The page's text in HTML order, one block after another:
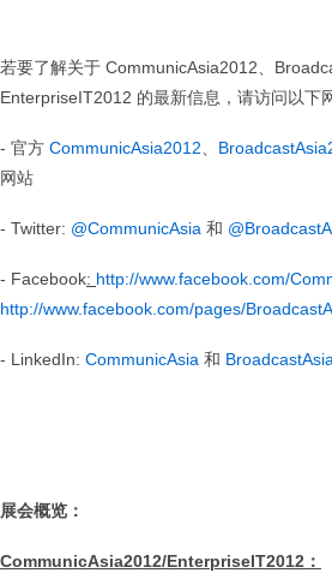
若要了解关于 CommunicAsia2012、
EnterpriseIT2012 的最新信息，请访问以下
- 官方 CommunicAsia2012、
网站
- Twitter: @CommunicAsia 和
- Facebook: http://www.facebook.com/
http://www.facebook.com/pages/
- LinkedIn: CommunicAsia 和
展会概览：
CommunicAsia2012/EnterpriseIT2012 ：